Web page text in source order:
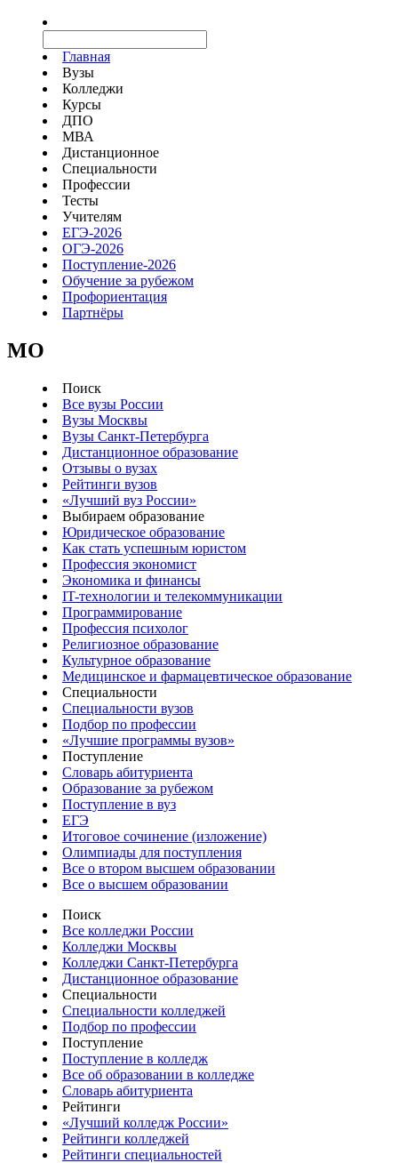
Главная
Вузы
Колледжи
Курсы
ДПО
МВА
Дистанционное
Специальности
Профессии
Тесты
Учителям
ЕГЭ-2026
ОГЭ-2026
Поступление-2026
Обучение за рубежом
Профориентация
Партнёры
MO
Поиск
Все вузы России
Вузы Москвы
Вузы Санкт-Петербурга
Дистанционное образование
Отзывы о вузах
Рейтинги вузов
«Лучший вуз России»
Выбираем образование
Юридическое образование
Как стать успешным юристом
Профессия экономист
Экономика и финансы
IT-технологии и телекоммуникации
Программирование
Профессия психолог
Религиозное образование
Культурное образование
Медицинское и фармацевтическое образование
Специальности
Специальности вузов
Подбор по профессии
«Лучшие программы вузов»
Поступление
Словарь абитуриента
Образование за рубежом
Поступление в вуз
ЕГЭ
Итоговое сочинение (изложение)
Олимпиады для поступления
Все о втором высшем образовании
Все о высшем образовании
Поиск
Все колледжи России
Колледжи Москвы
Колледжи Санкт-Петербурга
Дистанционное образование
Специальности
Специальности колледжей
Подбор по профессии
Поступление
Поступление в колледж
Все об образовании в колледже
Словарь абитуриента
Рейтинги
«Лучший колледж России»
Рейтинги колледжей
Рейтинги специальностей